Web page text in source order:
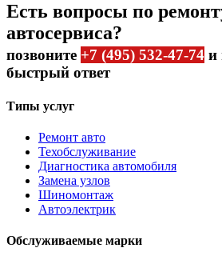
Есть вопросы по
автосервиса?
позвоните +7 (495) 532-47-74 и
быстрый ответ
Типы услуг
Ремонт авто
Техобслуживание
Диагностика автомобиля
Замена узлов
Шиномонтаж
Автоэлектрик
Обслуживаемые марки